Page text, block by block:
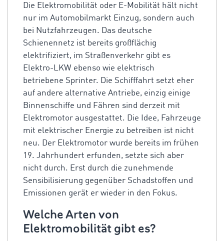
Die Elektromobilität oder E-Mobilität hält nicht
nur im Automobilmarkt Einzug, sondern auch
bei Nutzfahrzeugen. Das deutsche
Schienennetz ist bereits großflächig
elektrifiziert, im Straßenverkehr gibt es
Elektro-LKW ebenso wie elektrisch
betriebene Sprinter. Die Schifffahrt setzt eher
auf andere alternative Antriebe, einzig einige
Binnenschiffe und Fähren sind derzeit mit
Elektromotor ausgestattet. Die Idee, Fahrzeuge
mit elektrischer Energie zu betreiben ist nicht
neu. Der Elektromotor wurde bereits im frühen
19. Jahrhundert erfunden, setzte sich aber
nicht durch. Erst durch die zunehmende
Sensibilisierung gegenüber Schadstoffen und
Emissionen gerät er wieder in den Fokus.
Welche Arten von
Elektromobilität gibt es?